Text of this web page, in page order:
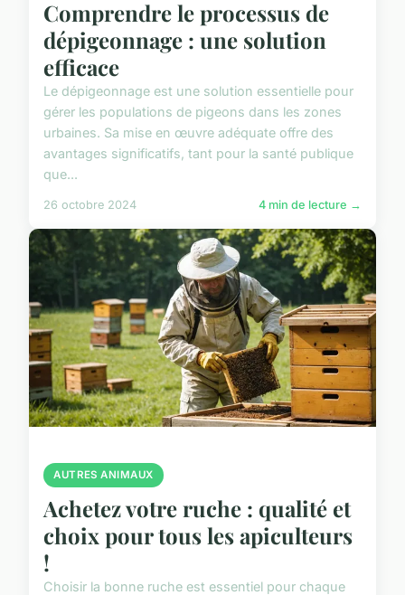
Comprendre le processus de
dépigeonnage : une solution
efficace
Le dépigeonnage est une solution essentielle pour
gérer les populations de pigeons dans les zones
urbaines. Sa mise en œuvre adéquate offre des
avantages significatifs, tant pour la santé publique
que...
26 octobre 2024 4 min de lecture →
AUTRES ANIMAUX
Achetez votre ruche : qualité et
choix pour tous les apiculteurs
!
Choisir la bonne ruche est essentiel pour chaque